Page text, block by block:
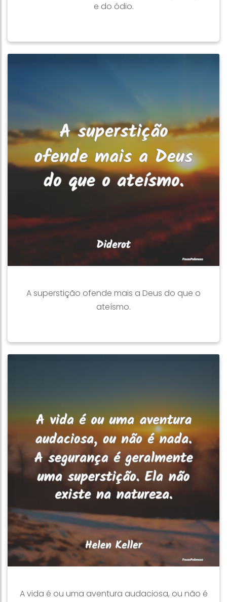
e do ódio.
A superstição ofende mais a Deus do que o
ateísmo.
A vida é ou uma aventura audaciosa, ou não é